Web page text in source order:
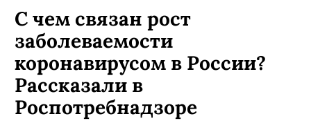
С чем связан рост
заболеваемости
коронавирусом в России?
Рассказали в
Роспотребнадзоре